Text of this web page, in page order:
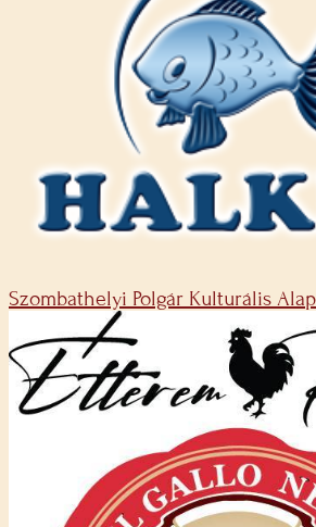
Szombathelyi Polgár Kulturális